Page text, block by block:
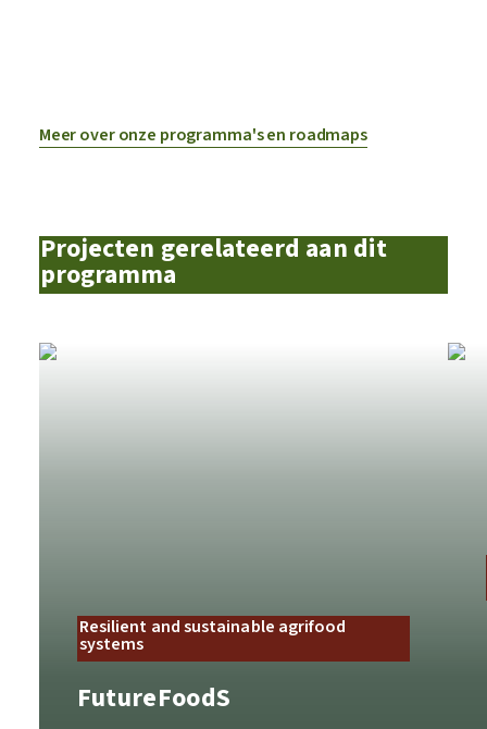
Meer over onze programma's en roadmaps
Projecten gerelateerd aan dit
programma
Resilient and sustainable agrifood
systems
FutureFoodS